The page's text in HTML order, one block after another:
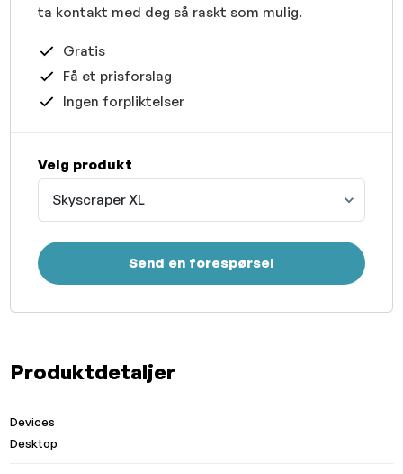
Produktdetaljer
Devices
Desktop
ta kontakt med deg så raskt som mulig.
Gratis
Få et prisforslag
Ingen forpliktelser
Velg produkt
Skyscraper XL
Send en forespørsel